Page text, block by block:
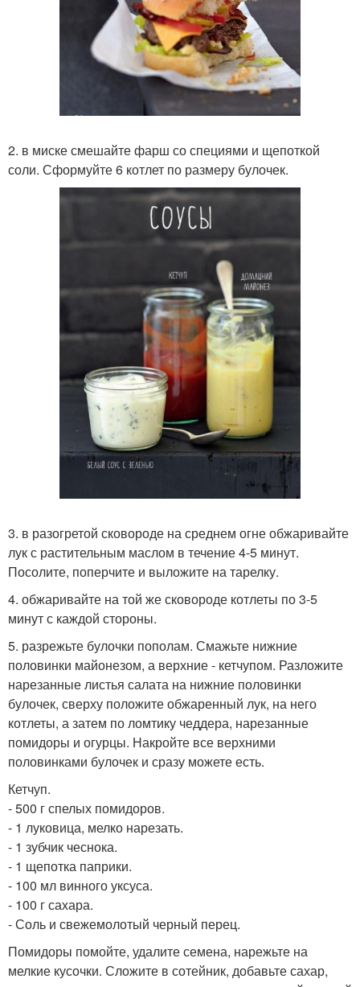
2. в миске смешайте фарш со специями и щепоткой
соли. Сформуйте 6 котлет по размеру булочек.
3. в разогретой сковороде на среднем огне обжаривайте
лук с растительным маслом в течение 4-5 минут.
Посолите, поперчите и выложите на тарелку.
4. обжаривайте на той же сковороде котлеты по 3-5
минут с каждой стороны.
5. разрежьте булочки пополам. Смажьте нижние
половинки майонезом, а верхние - кетчупом. Разложите
нарезанные листья салата на нижние половинки
булочек, сверху положите обжаренный лук, на него
котлеты, а затем по ломтику чеддера, нарезанные
помидоры и огурцы. Накройте все верхними
половинками булочек и сразу можете есть.
Кетчуп.
- 500 г спелых помидоров.
- 1 луковица, мелко нарезать.
- 1 зубчик чеснока.
- 1 щепотка паприки.
- 100 мл винного уксуса.
- 100 г сахара.
- Соль и свежемолотый черный перец.
Помидоры помойте, удалите семена, нарежьте на
мелкие кусочки. Сложите в сотейник, добавьте сахар,